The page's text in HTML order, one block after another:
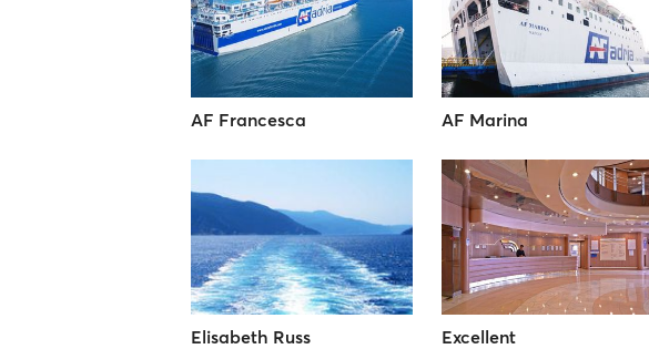
AF Francesca AF Marina
Elisabeth Russ Excellent